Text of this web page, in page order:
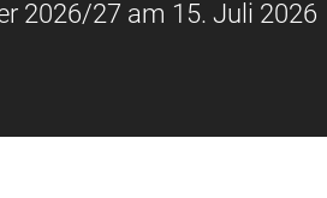
2026/27 am 15. Juli 2026